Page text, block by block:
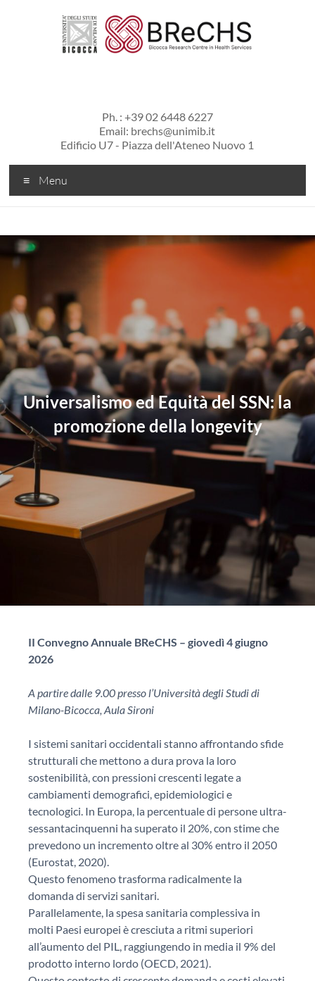
Ph. : +39 02 6448 6227
Email: brechs@unimib.it
Edificio U7 - Piazza dell'Ateneo Nuovo 1
Menu
Universalismo ed Equità del SSN: la
promozione della longevity
II Convegno Annuale BReCHS – giovedì 4 giugno
2026
A partire dalle 9.00 presso l’Università degli Studi di
Milano-Bicocca, Aula Sironi
I sistemi sanitari occidentali stanno affrontando sfide
strutturali che mettono a dura prova la loro
sostenibilità, con pressioni crescenti legate a
cambiamenti demografici, epidemiologici e
tecnologici. In Europa, la percentuale di persone ultra-
sessantacinquenni ha superato il 20%, con stime che
prevedono un incremento oltre al 30% entro il 2050
(Eurostat, 2020).
Questo fenomeno trasforma radicalmente la
domanda di servizi sanitari.
Parallelamente, la spesa sanitaria complessiva in
molti Paesi europei è cresciuta a ritmi superiori
all’aumento del PIL, raggiungendo in media il 9% del
prodotto interno lordo (OECD, 2021).